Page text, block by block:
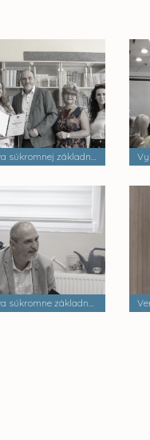
Návšteva súkromnej základnej školy Palackého
Návšteva súkromne základnej školy